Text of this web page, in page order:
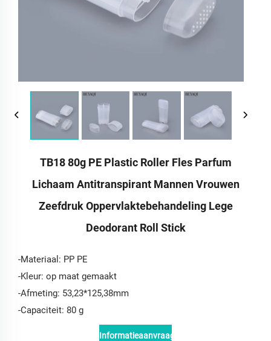
TB18 80g PE Plastic Roller Fles Parfum
Lichaam Antitranspirant Mannen Vrouwen
Zeefdruk Oppervlaktebehandeling Lege
Deodorant Roll Stick
-Materiaal: PP PE
-Kleur: op maat gemaakt
-Afmeting: 53,23*125,38mm
-Capaciteit: 80 g
Informatieaanvraag